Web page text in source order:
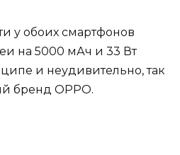
у обоих смартфонов
на 5000 мАч и 33 Вт
и неудивительно, так
бренд OPPO.